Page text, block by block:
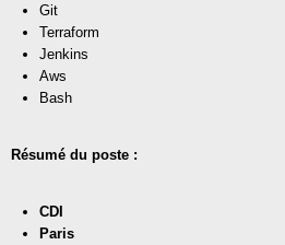
Git
Terraform
Jenkins
Aws
Bash
Résumé du poste :
CDI
Paris